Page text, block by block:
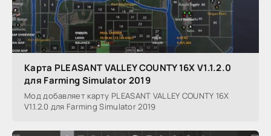
Карта PLEASANT VALLEY COUNTY 16X V1.1.2.0
для Farming Simulator 2019
Мод добавляет карту PLEASANT VALLEY COUNTY 16X
V1.1.2.0 для Farming Simulator 2019